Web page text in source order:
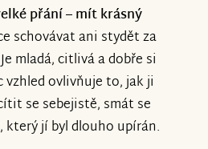
přání – mít krásný
schovávat ani stydět za
mladá, citlivá a dobře si
vzhled ovlivňuje to, jak ji
se sebejistě, smát se
který jí byl dlouho upírán.